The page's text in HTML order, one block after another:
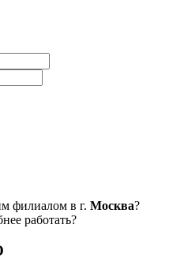
филиалом в г. Москва?
работать?